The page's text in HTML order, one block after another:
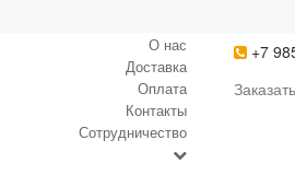
О нас
Доставка
Оплата
Контакты
Сотрудничество
+7
Заказать